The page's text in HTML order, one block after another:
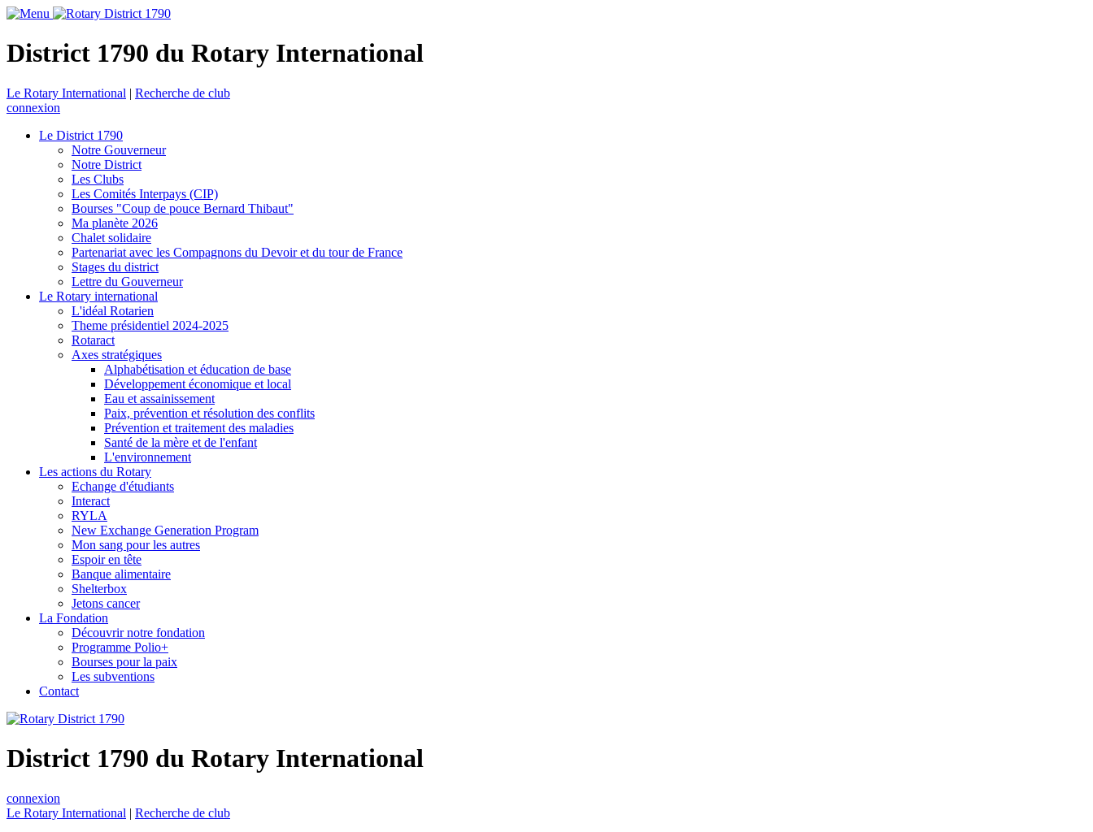
District 1790 du Rotary International
Le Rotary International | Recherche de club
connexion
Le District 1790
Notre Gouverneur
Notre District
Les Clubs
Les Comités Interpays (CIP)
Bourses "Coup de pouce Bernard Thibaut"
Ma planète 2026
Chalet solidaire
Partenariat avec les Compagnons du Devoir et du tour de France
Stages du district
Lettre du Gouverneur
Le Rotary international
L'idéal Rotarien
Theme présidentiel 2024-2025
Rotaract
Axes stratégiques
Alphabétisation et éducation de base
Développement économique et local
Eau et assainissement
Paix, prévention et résolution des conflits
Prévention et traitement des maladies
Santé de la mère et de l'enfant
L'environnement
Les actions du Rotary
Echange d'étudiants
Interact
RYLA
New Exchange Generation Program
Mon sang pour les autres
Espoir en tête
Banque alimentaire
Shelterbox
Jetons cancer
La Fondation
Découvrir notre fondation
Programme Polio+
Bourses pour la paix
Les subventions
Contact
District 1790 du Rotary International
connexion
Le Rotary International | Recherche de club